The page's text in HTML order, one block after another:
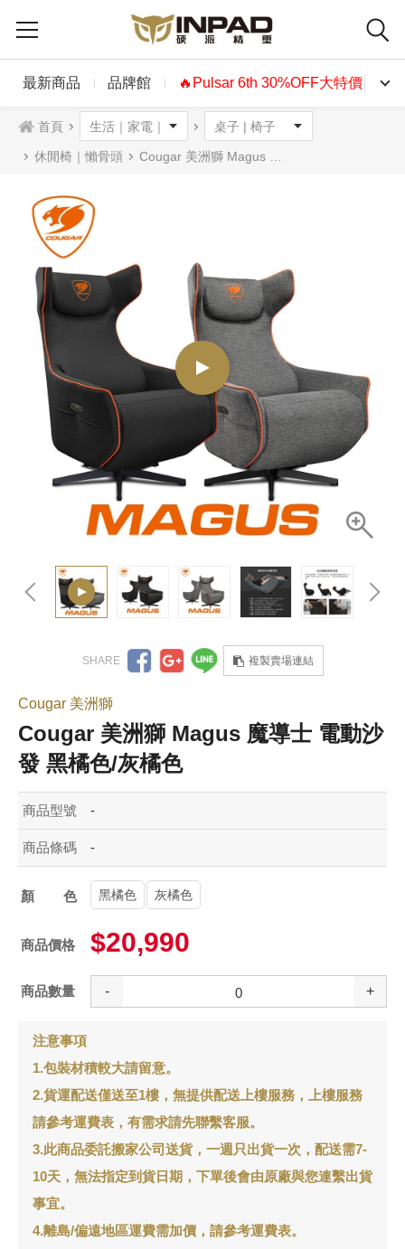
最新商品 品牌館 🔥Pulsar 6th 30%OFF大特價🔥
首頁
休閒椅｜懶骨頭 Cougar 美洲獅 Magus 魔導士 電動沙發 黑橘色/灰橘色
複製賣場連結
Cougar 美洲獅
Cougar 美洲獅 Magus 魔導士 電動沙
發 黑橘色/灰橘色
商品型號 -
商品條碼 -
顏色黑橘色 灰橘色
商品價格 $20,990
商品數量 - +
注意事項
1.包裝材積較大請留意。
2.貨運配送僅送至1樓，無提供配送上樓服務，上樓服務
請參考運費表，有需求請先聯繫客服。
3.此商品委託搬家公司送貨，一週只出貨一次，配送需7-
10天，無法指定到貨日期，下單後會由原廠與您連繫出貨
事宜。
4.離島/偏遠地區運費需加價，請參考運費表。